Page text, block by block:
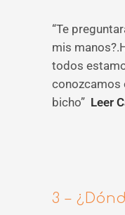
“Te
mis
todos
conozcamos
bicho” Leer
3 –